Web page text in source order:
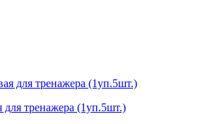
тренажера (1уп.5шт.)